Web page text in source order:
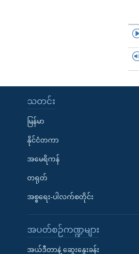
သတင်း
မြန်မာ
နိုင်ငံတကာ
အမေရိကန်
တရုတ်
အစ္စရေး-ပါလက်စတိုင်း
အပတ်စဉ်ကဏ္ဍများ
အယ်ဒီတာနဲ့ ဆွေးနွေးခန်း